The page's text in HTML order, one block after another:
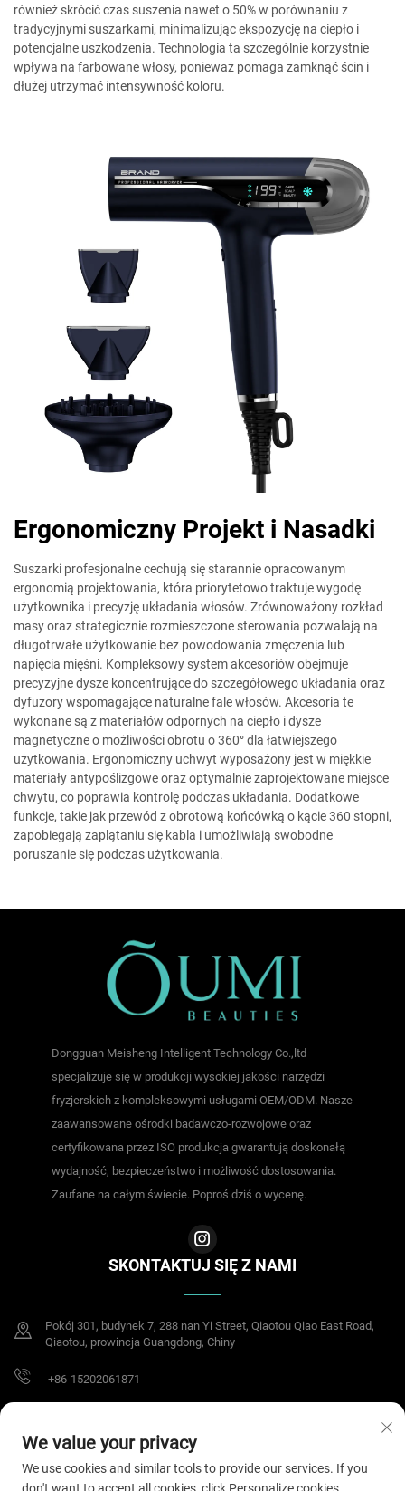
również skrócić czas suszenia nawet o 50% w porównaniu z
tradycyjnymi suszarkami, minimalizując ekspozycję na ciepło i
potencjalne uszkodzenia. Technologia ta szczególnie korzystnie
wpływa na farbowane włosy, ponieważ pomaga zamknąć ścin i
dłużej utrzymać intensywność koloru.
Ergonomiczny Projekt i Nasadki
Suszarki profesjonalne cechują się starannie opracowanym
ergonomią projektowania, która priorytetowo traktuje wygodę
użytkownika i precyzję układania włosów. Zrównoważony rozkład
masy oraz strategicznie rozmieszczone sterowania pozwalają na
długotrwałe użytkowanie bez powodowania zmęczenia lub
napięcia mięśni. Kompleksowy system akcesoriów obejmuje
precyzyjne dysze koncentrujące do szczegółowego układania oraz
dyfuzory wspomagające naturalne fale włosów. Akcesoria te
wykonane są z materiałów odpornych na ciepło i dysze
magnetyczne o możliwości obrotu o 360° dla łatwiejszego
użytkowania. Ergonomiczny uchwyt wyposażony jest w miękkie
materiały antypoślizgowe oraz optymalnie zaprojektowane miejsce
chwytu, co poprawia kontrolę podczas układania. Dodatkowe
funkcje, takie jak przewód z obrotową końcówką o kącie 360 stopni,
zapobiegają zaplątaniu się kabla i umożliwiają swobodne
poruszanie się podczas użytkowania.
Dongguan Meisheng Intelligent Technology Co.,ltd
specjalizuje się w produkcji wysokiej jakości narzędzi
fryzjerskich z kompleksowymi usługami OEM/ODM. Nasze
zaawansowane ośrodki badawczo-rozwojowe oraz
certyfikowana przez ISO produkcja gwarantują doskonałą
wydajność, bezpieczeństwo i możliwość dostosowania.
Zaufane na całym świecie. Poproś dziś o wycenę.
SKONTAKTUJ SIĘ Z NAMI
Pokój 301, budynek 7, 288 nan Yi Street, Qiaotou Qiao East Road,
Qiaotou, prowincja Guangdong, Chiny
+86-15202061871
We value your privacy
We use cookies and similar tools to provide our services. If you